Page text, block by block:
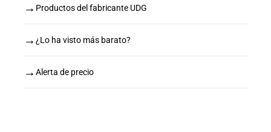
→ Productos del fabricante UDG
→ ¿Lo ha visto más barato?
→ Alerta de precio